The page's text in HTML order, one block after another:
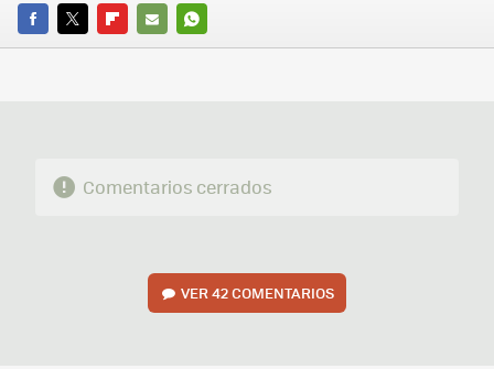
FACEBOOK
TWITTERFLIPBOARD
E-
WHATSAPP
Comentarios cerrados
VER42 COMENTARIOS